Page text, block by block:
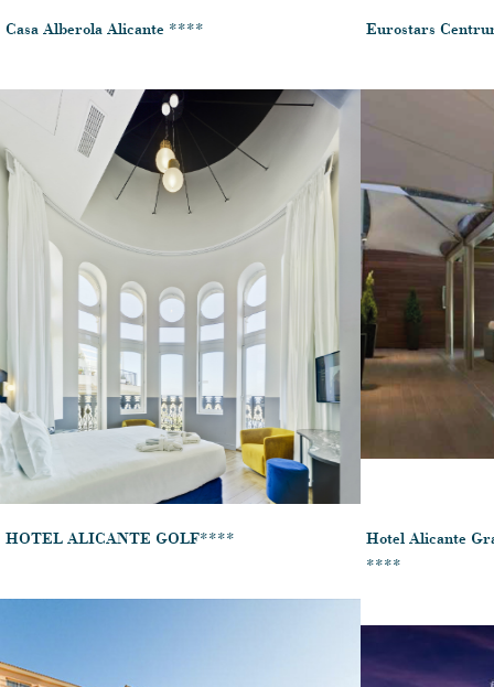
Casa Alberola Alicante **** Eurostars
HOTEL ALICANTE GOLF****
Hotel Alicante
****